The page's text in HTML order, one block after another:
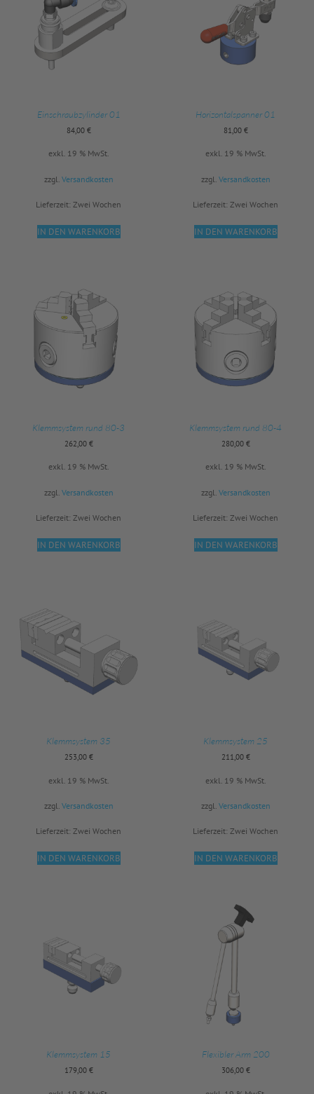
Einschraubzylinder 01
84,00 €
exkl. 19 % MwSt.
zzgl. Versandkosten
Lieferzeit: Zwei Wochen
IN DEN WARENKORB
Horizontalspanner 01
81,00 €
exkl. 19 % MwSt.
zzgl. Versandkosten
Lieferzeit: Zwei Wochen
IN DEN WARENKORB
Klemmsystem rund 80-3
262,00 €
exkl. 19 % MwSt.
zzgl. Versandkosten
Lieferzeit: Zwei Wochen
IN DEN WARENKORB
Klemmsystem rund 80-4
280,00 €
exkl. 19 % MwSt.
zzgl. Versandkosten
Lieferzeit: Zwei Wochen
IN DEN WARENKORB
Klemmsystem 35
253,00 €
exkl. 19 % MwSt.
zzgl. Versandkosten
Lieferzeit: Zwei Wochen
IN DEN WARENKORB
Klemmsystem 25
211,00 €
exkl. 19 % MwSt.
zzgl. Versandkosten
Lieferzeit: Zwei Wochen
IN DEN WARENKORB
Klemmsystem 15
179,00 €
Flexibler Arm 200
306,00 €